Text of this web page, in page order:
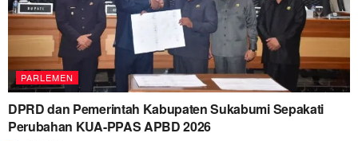
PARLEMEN
DPRD dan Pemerintah Kabupaten Sukabumi Sepakati
Perubahan KUA-PPAS APBD 2026